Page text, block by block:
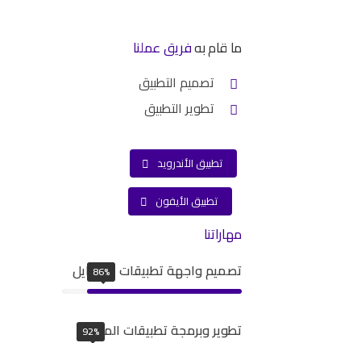
ما قام بهفريق عملنا
تصميم التطبيق
تطوير التطبيق
تطبيق الأندرويد
تطبيق الأيفون
مهاراتنا
تصميم واجهة تطبيقات الموبايل
86%
تطوير وبرمجة تطبيقات الموبايل
92%